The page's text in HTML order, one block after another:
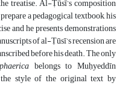
treatise. Al-Ṭūsī’s composition
a pedagogical textbook, his
and he presents demonstrations
of al-Ṭūsī’s recension are
before his death. The only
belongs to Muḥyeddīn
style of the original text by